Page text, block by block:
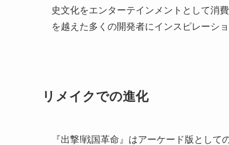
史文化をエンターテインメントとして消
を越えた多くの開発者にインスピレーシ
リメイクでの進化
『出撃!戦国革命』はアーケード版とし